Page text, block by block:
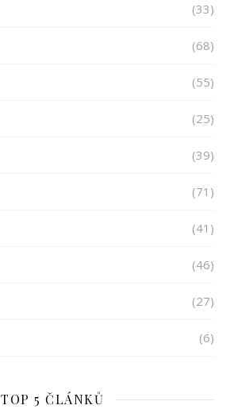
(33)
(68)
(55)
(25)
(39)
(71)
(41)
(46)
(27)
(6)
TOP 5 ČLÁNKŮ